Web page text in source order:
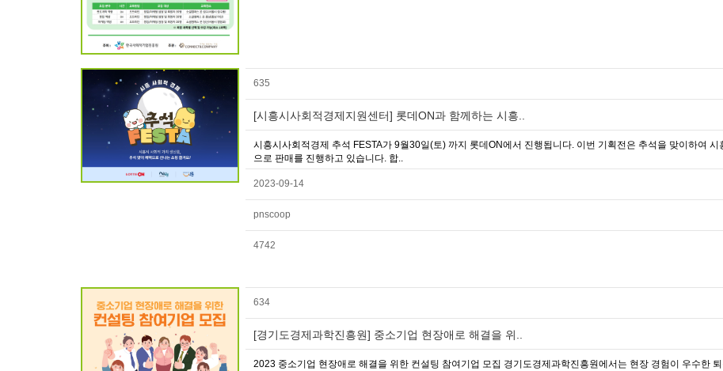
635
[시흥시사회적경제지원센터] 롯데ON과 함께하는 시흥..
시흥시사회적경제 추석 FESTA가 9월30일(토) 까지 롯데ON에서 진행됩니다. 이번 기획전은 추석을 맞이하여
으로 판매를 진행하고 있습니다. 합..
2023-09-14
pnscoop
4742
634
[경기도경제과학진흥원] 중소기업 현장애로 해결을 위..
2023 중소기업 현장애로 해결을 위한 컨설팅 참여기업 모집 경기도경제과학진흥원에서는 현장 경험이 우수한